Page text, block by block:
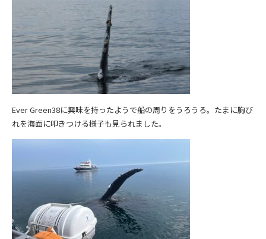
Ever Green38に興味を持ったようで船の周りをうろうろ。たまに胸び
れを海面に叩きつける様子も見られました。